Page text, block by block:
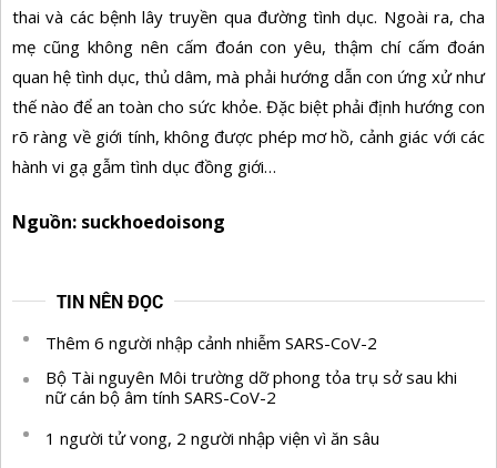
thai và các bệnh lây truyền qua đường tình dục. Ngoài ra, cha
mẹ cũng không nên cấm đoán con yêu, thậm chí cấm đoán
quan hệ tình dục, thủ dâm, mà phải hướng dẫn con ứng xử như
thế nào để an toàn cho sức khỏe. Đặc biệt phải định hướng con
rõ ràng về giới tính, không được phép mơ hồ, cảnh giác với các
hành vi gạ gẫm tình dục đồng giới…
Nguồn: suckhoedoisong
TIN NÊN ĐỌC
Thêm 6 người nhập cảnh nhiễm SARS-CoV-2
Bộ Tài nguyên Môi trường dỡ phong tỏa trụ sở sau khi
nữ cán bộ âm tính SARS-CoV-2
1 người tử vong, 2 người nhập viện vì ăn sâu